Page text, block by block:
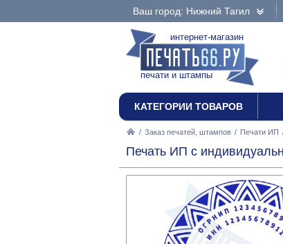
Ваш город: Нижний Тагил
интернет-магазин
печати и штампы
КАТЕГОРИИ ТОВАРОВ
/ Заказ печатей, штампов / Печати ИП
Печать ИП с